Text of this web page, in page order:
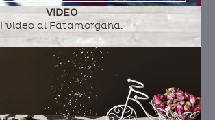
VIDEO
I video di Fatamorgana.